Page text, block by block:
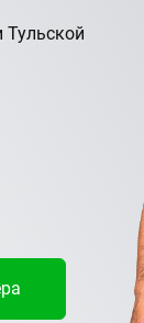
Тульской